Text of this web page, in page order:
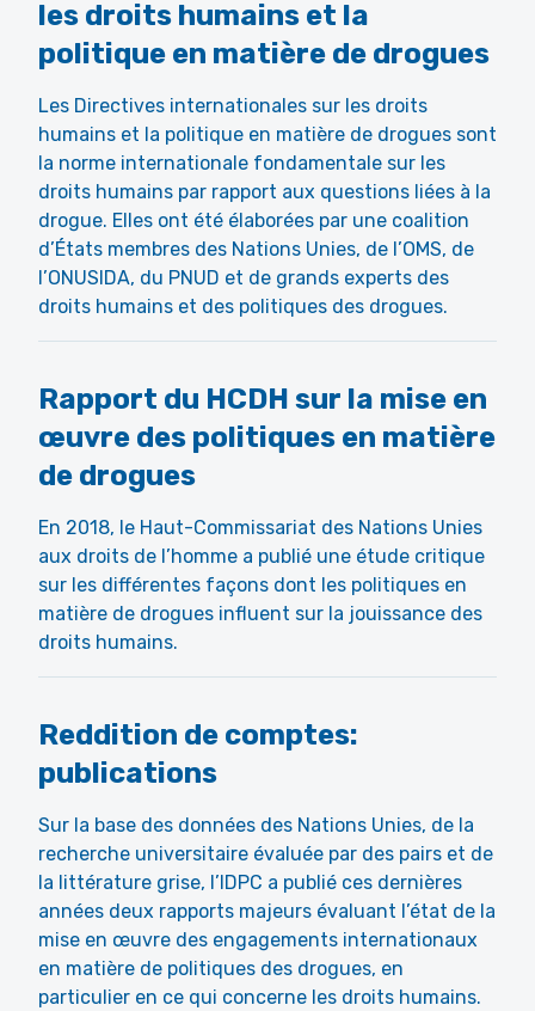
les droits humains et la
politique en matière de drogues
Les Directives internationales sur les droits
humains et la politique en matière de drogues sont
la norme internationale fondamentale sur les
droits humains par rapport aux questions liées à la
drogue. Elles ont été élaborées par une coalition
d’États membres des Nations Unies, de l’OMS, de
l’ONUSIDA, du PNUD et de grands experts des
droits humains et des politiques des drogues.
Rapport du HCDH sur la mise en
œuvre des politiques en matière
de drogues
En 2018, le Haut-Commissariat des Nations Unies
aux droits de l’homme a publié une étude critique
sur les différentes façons dont les politiques en
matière de drogues influent sur la jouissance des
droits humains.
Reddition de comptes:
publications
Sur la base des données des Nations Unies, de la
recherche universitaire évaluée par des pairs et de
la littérature grise, l’IDPC a publié ces dernières
années deux rapports majeurs évaluant l’état de la
mise en œuvre des engagements internationaux
en matière de politiques des drogues, en
particulier en ce qui concerne les droits humains.